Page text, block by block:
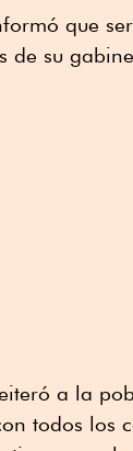
que
de su
a la
todos los